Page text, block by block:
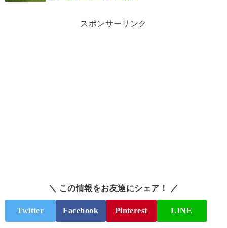
スポンサーリンク
＼ この情報をお友達にシェア！ ／
Twitter Facebook Pinterest LINE